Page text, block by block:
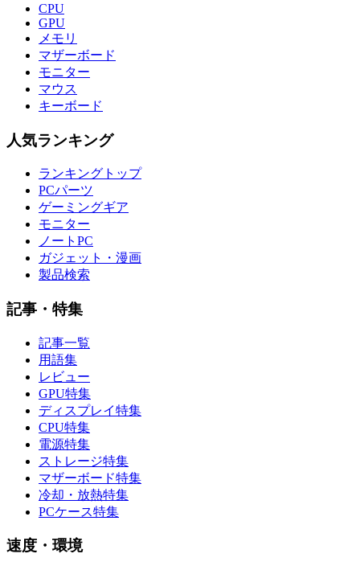
CPU
GPU
メモリ
マザーボード
モニター
マウス
キーボード
人気ランキング
ランキングトップ
PCパーツ
ゲーミングギア
モニター
ノートPC
ガジェット・漫画
製品検索
記事・特集
記事一覧
用語集
レビュー
GPU特集
ディスプレイ特集
CPU特集
電源特集
ストレージ特集
マザーボード特集
冷却・放熱特集
PCケース特集
速度・環境